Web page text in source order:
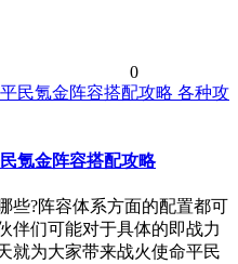
0
各种攻
氪金阵容搭配攻略
些?阵容体系方面的配置都可
伴们可能对于具体的即战力
就为大家带来战火使命平民